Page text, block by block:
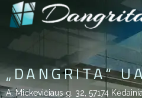
„DANGRITA“
A. Mickevičiaus g. 32, 57174